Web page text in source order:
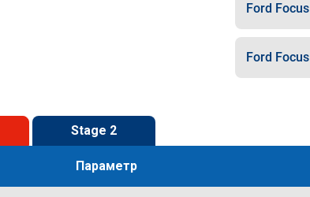
Ford
Ford
Stage 2
Параметр